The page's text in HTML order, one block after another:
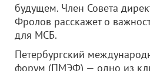
будущем. Член Совета
Фролов расскажет о
для МСБ.
Петербургский
форум (ПМЭФ) — одно из